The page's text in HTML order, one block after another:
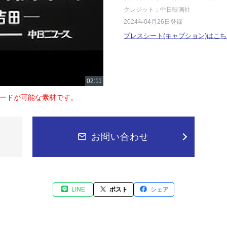
が可能な素材です。
クレジット：中日映画社
2024年04月26日登録
プレスシート(キャプション)はこ
お問い合わせ
LINE ポスト シェア